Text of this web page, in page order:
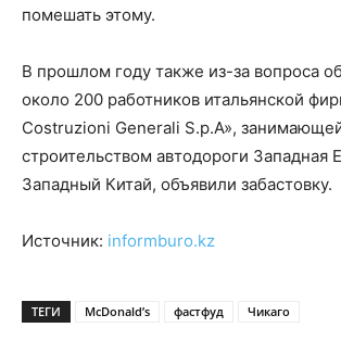
помешать этому.
В прошлом году также из-за вопроса
около 200 работников итальянской
Costruzioni Generali S.p.A»,
строительством автодороги Западная
Западный Китай, объявили забастовку.
Источник: informburo.kz
ТЕГИ McDonald’s фастфуд Чикаго